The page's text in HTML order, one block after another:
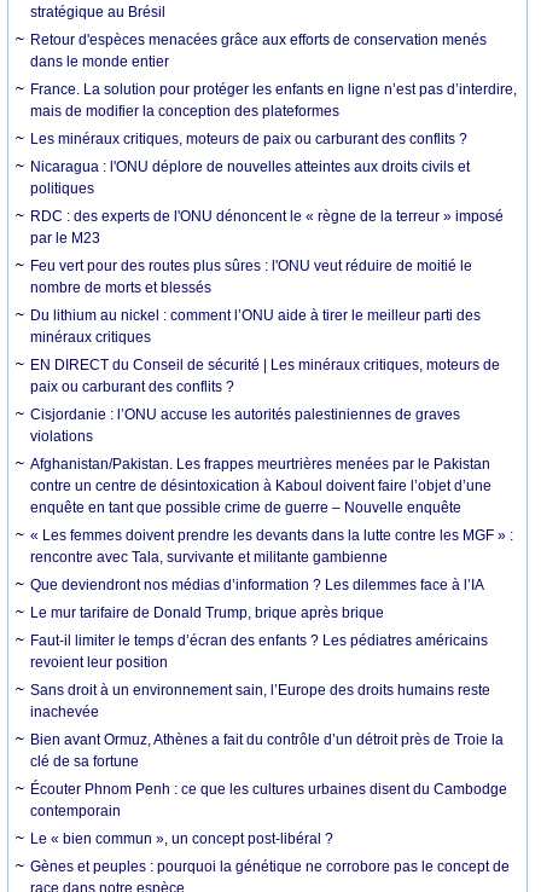
stratégique au Brésil
Retour d'espèces menacées grâce aux efforts de conservation menés
dans le monde entier
France. La solution pour protéger les enfants en ligne n’est pas d’interdire,
mais de modifier la conception des plateformes
Les minéraux critiques, moteurs de paix ou carburant des conflits ?
Nicaragua : l'ONU déplore de nouvelles atteintes aux droits civils et
politiques
RDC : des experts de l'ONU dénoncent le « règne de la terreur » imposé
par le M23
Feu vert pour des routes plus sûres : l'ONU veut réduire de moitié le
nombre de morts et blessés
Du lithium au nickel : comment l’ONU aide à tirer le meilleur parti des
minéraux critiques
EN DIRECT du Conseil de sécurité | Les minéraux critiques, moteurs de
paix ou carburant des conflits ?
Cisjordanie : l’ONU accuse les autorités palestiniennes de graves
violations
Afghanistan/Pakistan. Les frappes meurtrières menées par le Pakistan
contre un centre de désintoxication à Kaboul doivent faire l’objet d’une
enquête en tant que possible crime de guerre – Nouvelle enquête
« Les femmes doivent prendre les devants dans la lutte contre les MGF » :
rencontre avec Tala, survivante et militante gambienne
Que deviendront nos médias d’information ? Les dilemmes face à l’IA
Le mur tarifaire de Donald Trump, brique après brique
Faut-il limiter le temps d’écran des enfants ? Les pédiatres américains
revoient leur position
Sans droit à un environnement sain, l’Europe des droits humains reste
inachevée
Bien avant Ormuz, Athènes a fait du contrôle d’un détroit près de Troie la
clé de sa fortune
Écouter Phnom Penh : ce que les cultures urbaines disent du Cambodge
contemporain
Le « bien commun », un concept post-libéral ?
Gènes et peuples : pourquoi la génétique ne corrobore pas le concept de
race dans notre espèce